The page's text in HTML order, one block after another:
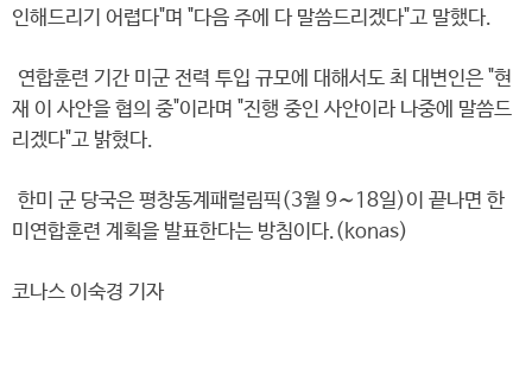
인해드리기 어렵다"며 "다음 주에 다 말씀드리겠다"고 말했다.
연합훈련 기간 미군 전력 투입 규모에 대해서도 최 대변인은 "현
재 이 사안을 협의 중"이라며 "진행 중인 사안이라 나중에 말씀드
리겠다"고 밝혔다.
한미 군 당국은 평창동계패럴림픽(3월 9∼18일)이 끝나면 한
미연합훈련 계획을 발표한다는 방침이다.(konas)
코나스 이숙경 기자